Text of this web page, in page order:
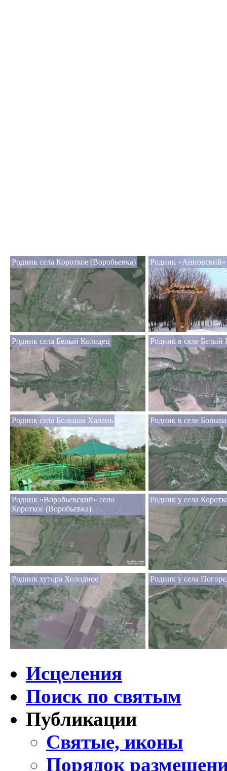
Родник села Короткое (Воробьевка) Родник
Родник села Белый Колодец Родник в селе Белый
Родник села Большая Халань Родник в селе
Родник «Воробьевский» село
Короткое (Воробьевка)
Родник у села
Родник хутора Холодное Родник у села
Исцеления
Поиск по святым
Публикации
Святые, иконы
Порядок